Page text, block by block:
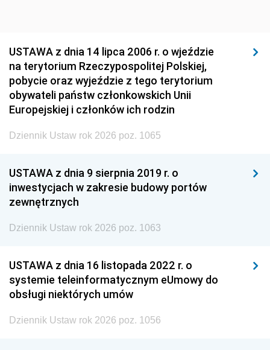
USTAWA z dnia 14 lipca 2006 r. o wjeździe
na terytorium Rzeczypospolitej Polskiej,
pobycie oraz wyjeździe z tego terytorium
obywateli państw członkowskich Unii
Europejskiej i członków ich rodzin
Dziennik Ustaw rok 2026 poz. 1065
USTAWA z dnia 9 sierpnia 2019 r. o
inwestycjach w zakresie budowy portów
zewnętrznych
Dziennik Ustaw rok 2026 poz. 1063
USTAWA z dnia 16 listopada 2022 r. o
systemie teleinformatycznym eUmowy do
obsługi niektórych umów
Dziennik Ustaw rok 2026 poz. 1056